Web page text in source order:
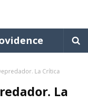
La Crítica
La